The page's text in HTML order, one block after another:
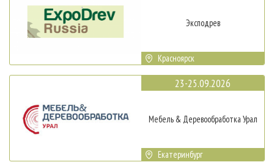
Эксподрев
Красноярск
23-25.09.2026
Мебель & Деревообработка Урал
Екатеринбург